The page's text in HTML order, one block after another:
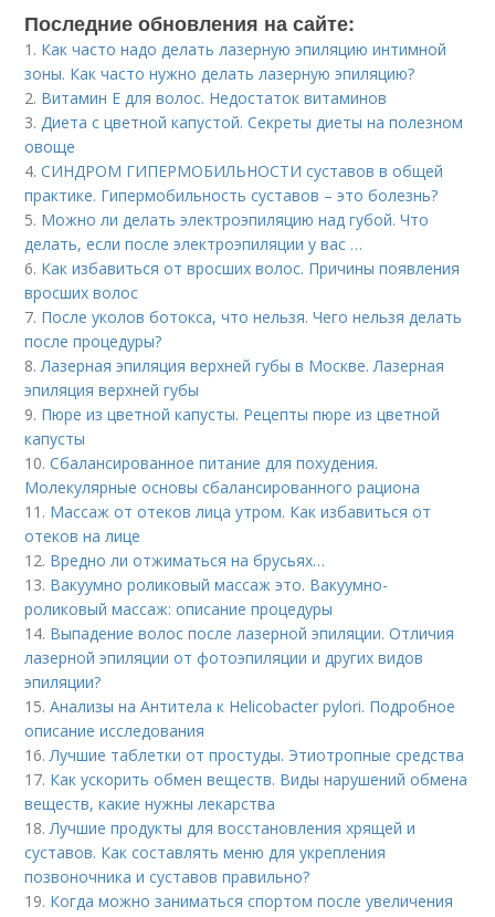
Последние обновления на сайте:
1. Как часто надо делать лазерную эпиляцию интимной
зоны. Как часто нужно делать лазерную эпиляцию?
2. Витамин Е для волос. Недостаток витаминов
3. Диета с цветной капустой. Секреты диеты на полезном
овоще
4.СИНДРОМ ГИПЕРМОБИЛЬНОСТИ суставов в общей
практике. Гипермобильность суставов – это болезнь?
5. Можно ли делать электроэпиляцию над губой. Что
делать, если после электроэпиляции у вас …
6. Как избавиться от вросших волос. Причины появления
вросших волос
7. После уколов ботокса, что нельзя. Чего нельзя делать
после процедуры?
8. Лазерная эпиляция верхней губы в Москве. Лазерная
эпиляция верхней губы
9. Пюре из цветной капусты. Рецепты пюре из цветной
капусты
10.Сбалансированное питание для похудения.
Молекулярные основы сбалансированного рациона
11. Массаж от отеков лица утром. Как избавиться от
отеков на лице
12. Вредно ли отжиматься на брусьях…
13. Вакуумно роликовый массаж это. Вакуумно-
роликовый массаж: описание процедуры
14. Выпадение волос после лазерной эпиляции. Отличия
лазерной эпиляции от фотоэпиляции и других видов
эпиляции?
15.Анализы на Антитела к Helicobacter pylori. Подробное
описание исследования
16. Лучшие таблетки от простуды. Этиотропные средства
17. Как ускорить обмен веществ. Виды нарушений обмена
веществ, какие нужны лекарства
18. Лучшие продукты для восстановления хрящей и
суставов. Как составлять меню для укрепления
позвоночника и суставов правильно?
19. Когда можно заниматься спортом после увеличения